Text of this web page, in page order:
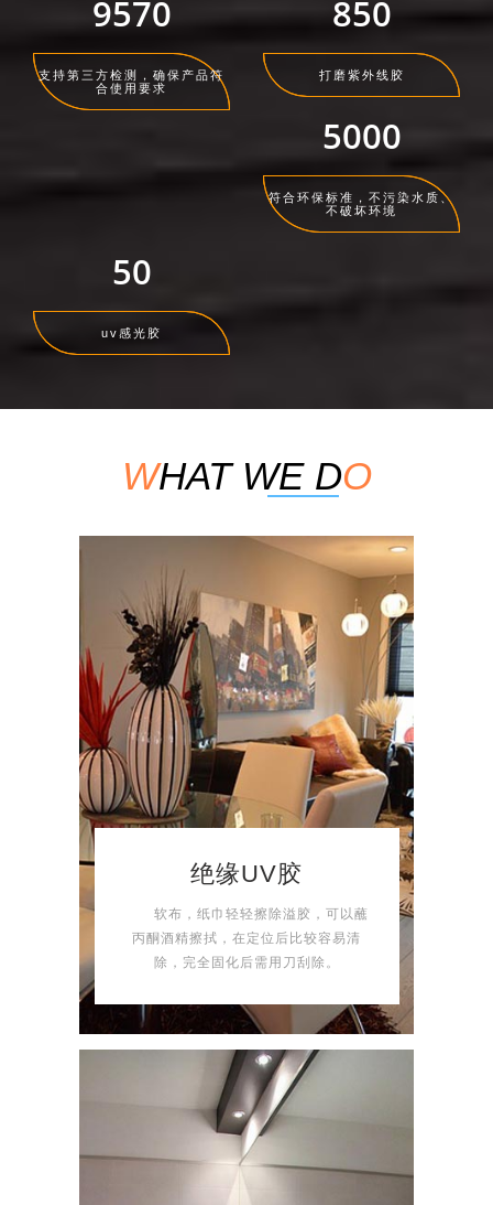
9570
支持第三方检测，确保产品符
合使用要求
65
打磨紫外线胶
1420
符合环保标准，不污染水质、
不破坏环境
8
uv感光胶
WHAT WE DO
绝缘UV胶
软布，纸巾轻轻擦除溢胶，可以蘸
丙酮酒精擦拭，在定位后比较容易清
除，完全固化后需用刀刮除。